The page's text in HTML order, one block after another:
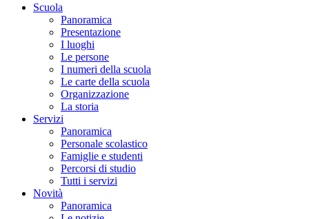
Scuola
Panoramica
Presentazione
I luoghi
Le persone
I numeri della scuola
Le carte della scuola
Organizzazione
La storia
Servizi
Panoramica
Personale scolastico
Famiglie e studenti
Percorsi di studio
Tutti i servizi
Novità
Panoramica